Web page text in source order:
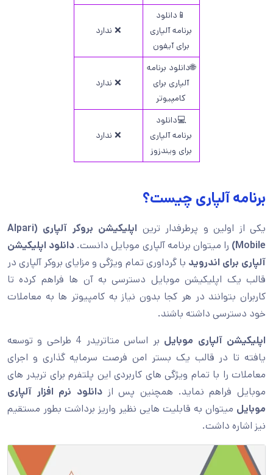
📱دانلود
برنامه آلپاری
برای آیفون
❌ ندارد
🌐دانلود برنامه
آلپاری برای
کامپیوتر
❌ ندارد
💻دانلود
برنامه آلپاری
برای ویندزوز
❌ ندارد
برنامه آلپاری چیست؟
یکی از اولین و پرطرفدار ترین
اپلیکیشن بروکر آلپاری (Alpari
Mobile) را میتوان برنامه آلپاری موبایل دانست. دانلود اپلیکیشن
آلپاری برای اندروید با گرداوری تمام ویژگی و مزایای بروکر آلپاری در
قالب یک اپلیکیشن موبایل دسترسی به آن ها فراهم کرده تا
کاربران بتوانند در هر کجا بدون نیاز به کامپیوتر ها به معاملات
خود دسترسی داشته باشند.
اپلیکیشن آلپاری موبایل
بر اساس متاتریدر 4 طراحی و توسعه
یافته تا در قالب یک بستر امن فرصت سرمایه گذاری و اجرای
معاملات را با تمام ویژگی های کاربردی این پلتفرم برای تریدر های
موبایل فراهم نماید. همچنین پس از دانلود نرم افزار آلپاری
موبایل میتوان به قابلیت هایی نظیر واریز برداشت بطور مستقیم
نیز اشاره داشت.